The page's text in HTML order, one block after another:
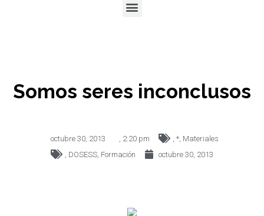
Somos seres inconclusos
octubre 30, 2013 2:20 pm *, Materiales
DOSESS Formación octubre 30, 2013